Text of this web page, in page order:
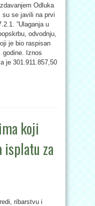
Odluka
se javili na prvi
”Ulaganja u
odvodnju,
je bio raspisan
godine. Iznos
je 301.911.857,50
koji
isplatu za
ribarstvu i